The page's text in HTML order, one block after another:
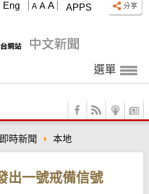
APPS
A A A
Eng
選單
即時新聞 本地
出一號戒備信號